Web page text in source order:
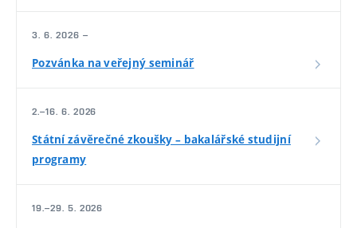
3. 6. 2026 –
Pozvánka na veřejný seminář
2.–16. 6. 2026
Státní závěrečné zkoušky – bakalářské studijní
programy
19.–29. 5. 2026